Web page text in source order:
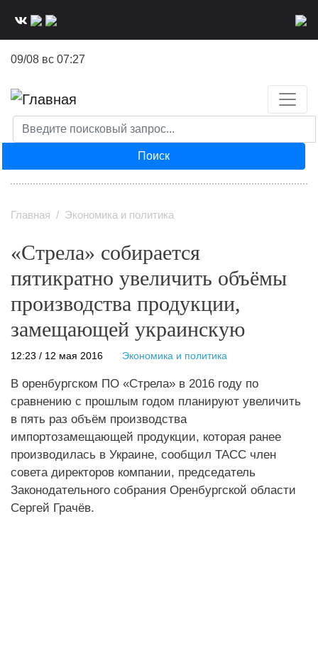
09/08 вс 07:27
Поиск
Главная Экономика и политика
«Стрела» собирается
пятикратно увеличить объёмы
производства продукции,
замещающей украинскую
12:23 / 12 мая 2016 Экономика и политика
В оренбургском ПО «Стрела» в 2016 году по
сравнению с прошлым годом планируют увеличить
в пять раз объём производства
импортозамещающей продукции, которая ранее
производилась в Украине, сообщил ТАСС член
совета директоров компании, председатель
Законодательного собрания Оренбургской области
Сергей Грачёв.